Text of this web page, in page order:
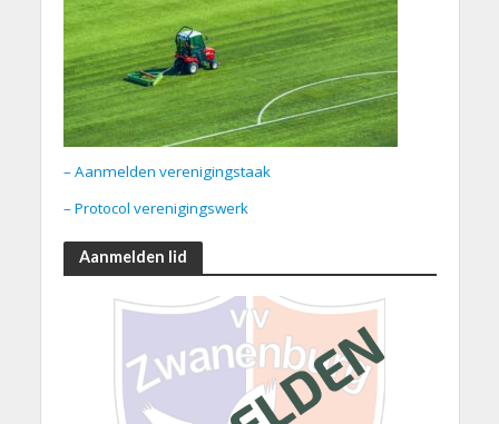
– Aanmelden verenigingstaak
– Protocol verenigingswerk
Aanmelden lid